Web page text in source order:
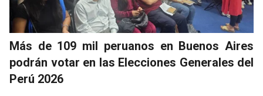
Más de 109 mil peruanos en Buenos Aires
podrán votar en las Elecciones Generales del
Perú 2026